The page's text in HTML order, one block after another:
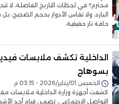
محترم؟ في لحظات التاريخ الفاصلة، لا
البارد، ولا تقاس الأدوار بحجم الضجيج،
حافة نار حقيقية،
الداخلية تكشف ملابسات
بسوهاج
الخميس 01/يناير/2026 - 03:15 م
كشفت أجهزة وزارة الداخلية ملابسات
التواصل الاجتماعي، تضمن قيام أحد